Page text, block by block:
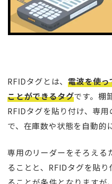
RFIDタグとは、電波を使
ことができるタグです。棚
RFIDタグを貼り付け、専
で、在庫数や状態を自動的
専用のリーダーをそろえる
ることと、RFIDタグを貼